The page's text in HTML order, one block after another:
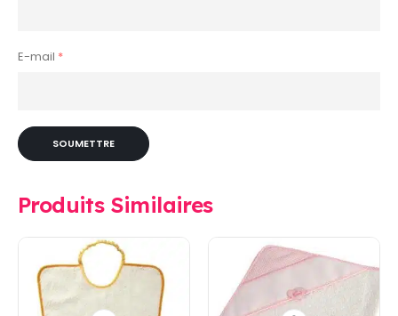
E-mail *
Produits Similaires